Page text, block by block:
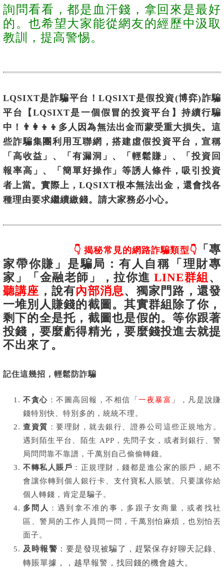
詢問看看，都是血汗錢，拿回來是最好
的。也希望大家能從網友的經歷中汲取
教訓，提高警惕。
LQSIXT是詐騙平台！LQSIXT是假投資(博弈)詐騙
平台【LQSIXT是一個假冒的投資平台】持續行騙
中！👨‍👩‍👦‍👦多人因為無法出金而蒙受重大損失。這
些詐騙集團利用互聯網，搭建虛假投資平台，宣稱
「高收益」、「有漏洞」、「輕鬆賺」、「投資回
報率高」、「簡單好操作」等誘人條件，吸引投資
者上當。實際上，LQSIXT根本無法出金，還會找各
種理由要求繼續繳錢。請大家務必小心。
👇 揭秘常見的網路詐騙類型👇
「專
家帶你賺」是騙局 ：有人自稱「理財專
家」「金融老師」，拉你進 LINE群組 、
聽講座 ，說有內部消息、獨家門路，還發
一堆別人賺錢的截圖。其實群組除了你，
剩下的全是托，截圖也是假的。等你跟著
投錢，要麼虧得精光，要麼錢投進去就提
不出來了。
記住這幾招，輕鬆防詐騙
不貪心 ：不圖高回報，不相信「一夜暴富 」，凡是說賺
錢特別快、特別多的，統統不理。
查資質 ：要理財，就去銀行、證券公司這些正規地方。
遇到陌生平台、陌生 APP，先問子女，或者到銀行、警
局問問靠不靠譜，千萬別自己偷偷轉錢。
不轉私人賬戶 ：正規理財，錢都是進公家的賬戶，絕不
會讓你轉到個人銀行卡、支付寶私人賬號。只要讓你給
個人轉錢，肯定是騙子。
多問人
：遇到拿不准的事，多跟子女商量，或者找社
區、警局的工作人員問一問，千萬別怕麻煩，也別怕丟
面子。
及時報警 ：要是發現被騙了，趕緊保存好聊天記錄、
轉賬單據，，越早報警，找回錢的機會越大。